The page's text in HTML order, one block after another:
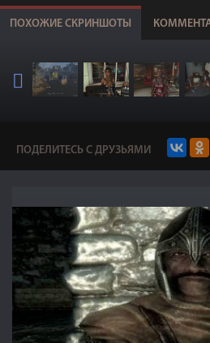
ПОХОЖИЕ СКРИНШОТЫ
ПОДЕЛИТЕСЬ С ДРУЗЬЯМИ